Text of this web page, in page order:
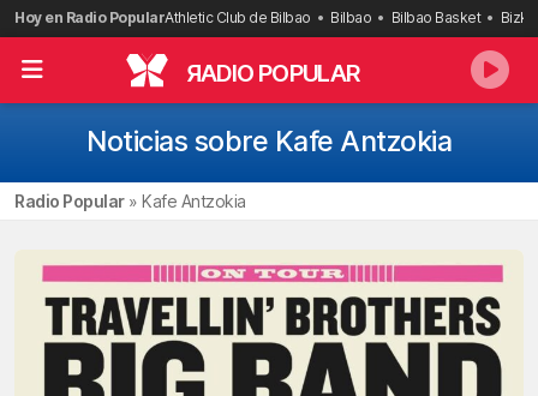
Saltar
al
contenido
Hoy en Radio PopularAthletic Club de Bilbao Bilbao Bilbao Basket
RADIO POPULAR
Noticias sobre Kafe Antzokia
Radio Popular» Kafe Antzokia